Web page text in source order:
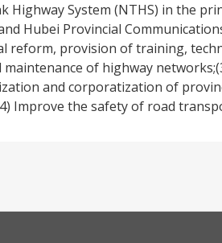
Highway System (NTHS) in the
Hubei Provincial
reform, provision of training,
of highway
and corporatization of
Improve the safety of road